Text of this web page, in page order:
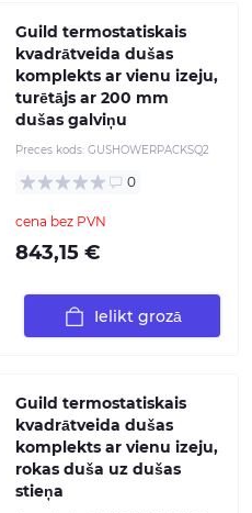
Guild termostatiskais
kvadrātveida dušas
komplekts ar vienu izeju,
turētājs ar 200 mm
dušas galviņu
Preces kods: GUSHOWERPACKSQ2
0
cena bez PVN
843,15 €
Ielikt grozā
Guild termostatiskais
kvadrātveida dušas
komplekts ar vienu izeju,
rokas duša uz dušas
stieņa